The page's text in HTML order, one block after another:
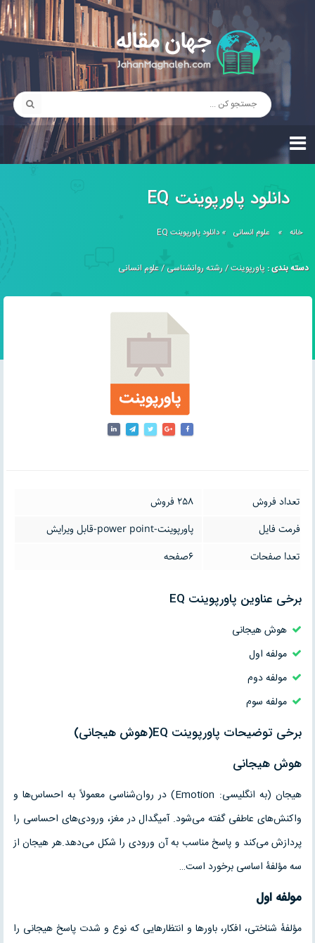
دانلود پاورپوینت EQ
خانه » علوم انسانی »دانلود پاورپوینت EQ
دسته بندی : پاورپوینت/رشته روانشناسی/علوم انسانی
تعداد فروش
258 فروش
فرمت فایل
پاورپوینت-power point-قابل ویرایش
تعدا صفحات
6صفحه
برخی عناوین پاورپوینت EQ
هوش هیجانی
مولفه اول
مولفه دوم
مولفه سوم
برخی توضیحات پاورپوینت EQ(هوش هیجانی)
هوش هیجانی
هیجان (به انگلیسی: Emotion) در روان‌شناسی معمولاً به احساس‌ها و
واکنش‌های عاطفی گفته می‌شود. آمیگدال در مغز، ورودی‌های احساسی را
پردازش می‌کند و پاسخ مناسب به آن ورودی را شکل می‌دهد.هر هیجان از
سه مؤلفهٔ اساسی برخورد است…
مولفه اول
مؤلفهٔ شناختی، افکار، باورها و انتظارهایی که نوع و شدت پاسخ هیجانی را